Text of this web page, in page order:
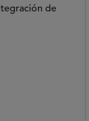
de